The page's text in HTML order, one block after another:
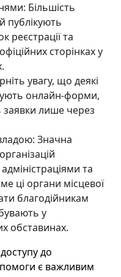
Більшість
публікують
реєстрації та
сторінках у
увагу, що деякі
онлайн-форми,
заявки лише через
Значна
та
ці органи місцевої
благодійникам
у
обставинах.
до
є важливим